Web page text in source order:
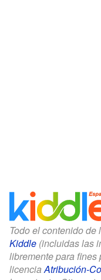
Todo el contenido de
Kiddle (incluidas las
libremente para
licenciaAtribución-